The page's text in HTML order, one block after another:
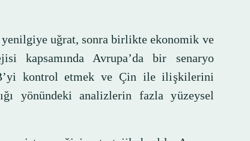
yenilgiye uğrat, sonra birlikte ekonomik ve
kapsamında Avrupa’da bir senaryo
kontrol etmek ve Çin ile ilişkilerini
yönündeki analizlerin fazla yüzeysel